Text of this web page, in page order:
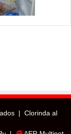
| Clorinda al